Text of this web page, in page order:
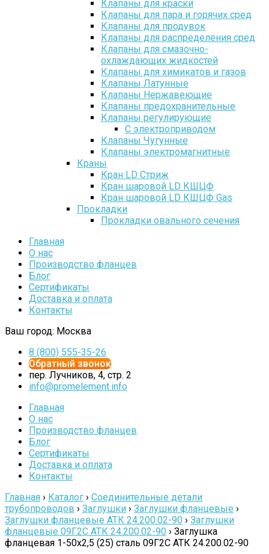
Клапаны для краски
Клапаны для пара и горячих сред
Клапаны для продувок
Клапаны для распределения сред
Клапаны для смазочно-
охлаждающих жидкостей
Клапаны для химикатов и газов
Клапаны Латунные
Клапаны Нержавеющие
Клапаны предохранительные
Клапаны регулирующие
С электроприводом
Клапаны Чугунные
Клапаны электромагнитные
Краны
Кран LD Стриж
Кран шаровой LD КШЦФ
Кран шаровой LD КШЦФ Gas
Прокладки
Прокладки овального сечения
Главная
О нас
Производство фланцев
Блог
Сертификаты
Доставка и оплата
Контакты
Ваш город: Москва
8 (800) 555-35-26
Обратный звонок
пер. Лучников, 4, стр. 2
info@promelement.info
Главная
О нас
Производство фланцев
Блог
Сертификаты
Доставка и оплата
Контакты
Главная › Каталог › Соединительные детали
трубопроводов › Заглушки › Заглушки фланцевые ›
Заглушки фланцевые АТК 24.200.02-90 › Заглушки
фланцевые 09Г2С АТК 24.200.02-90 › Заглушка
фланцевая 1-50х2,5 (25) сталь 09Г2С АТК 24.200.02-90